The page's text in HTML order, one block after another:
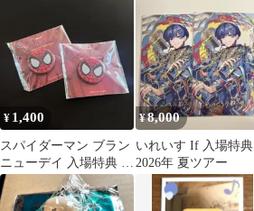
¥ 1,400
スパイダーマン ブラン
ニューデイ 入場特典 缶
バッチ
¥8,000
いれいす If 入場特典
2026年 夏ツアー